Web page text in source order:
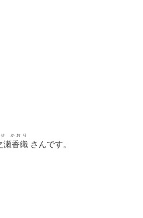
瀬香織
かおり
さんです。